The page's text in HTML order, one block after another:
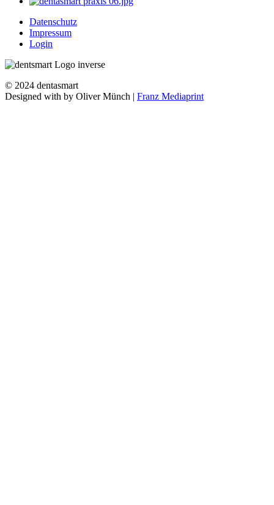
Datenschutz
Impressum
Login
© 2024 dentasmart
Designed with by Oliver Münch | Franz Mediaprint